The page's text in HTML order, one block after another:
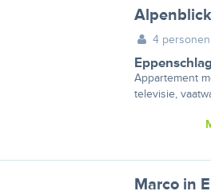
Alpenblick
4 personen
Eppenschlag
Appartement
televisie,
Marco in